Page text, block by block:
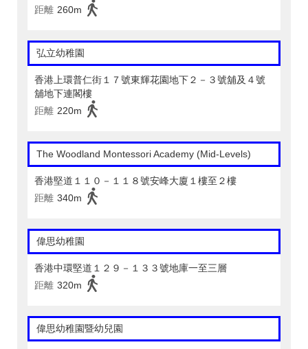
距離 260m
弘立幼稚園
香港上環普仁街１７號東輝花園地下２－３號舖及４號
舖地下連閣樓
距離 220m
The Woodland Montessori Academy (Mid-Levels)
香港堅道１１０－１１８號安峰大廈１樓至２樓
距離 340m
偉思幼稚園
香港中環堅道１２９－１３３號地庫一至三層
距離 320m
偉思幼稚園暨幼兒園